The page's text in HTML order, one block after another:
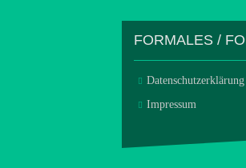
FORMALES /
Datenschutzerklärung
Impressum